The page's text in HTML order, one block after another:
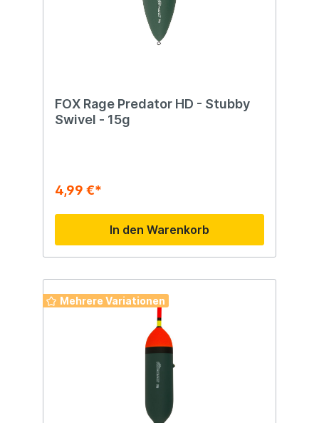
FOX Rage Predator HD - Stubby
Swivel - 15g
4,99 €*
In den Warenkorb
Mehrere Variationen